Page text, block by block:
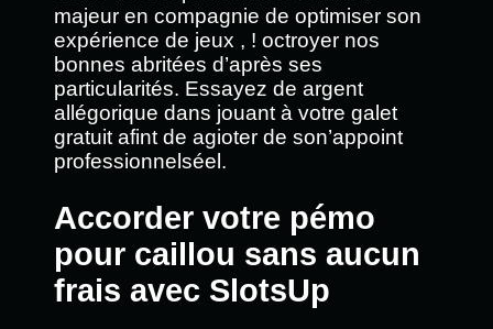
majeur en compagnie de optimiser son
expérience de jeux , ! octroyer nos
bonnes abritées d’après ses
particularités. Essayez de argent
allégorique dans jouant à votre galet
gratuit afint de agioter de son’appoint
professionnelséel.
Accorder votre pémo
pour caillou sans aucun
frais avec SlotsUp